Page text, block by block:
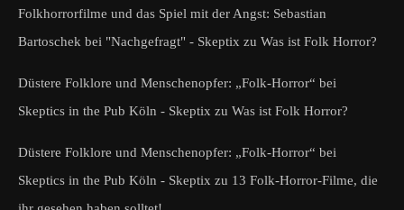
Folkhorrorfilme und das Spiel mit der Angst: Sebastian
Bartoschek bei "Nachgefragt" - Skeptix zu Was ist Folk Horror?
Düstere Folklore und Menschenopfer: „Folk-Horror“ bei
Skeptics in the Pub Köln - Skeptix zu Was ist Folk Horror?
Düstere Folklore und Menschenopfer: „Folk-Horror“ bei
Skeptics in the Pub Köln - Skeptix zu 13 Folk-Horror-Filme, die